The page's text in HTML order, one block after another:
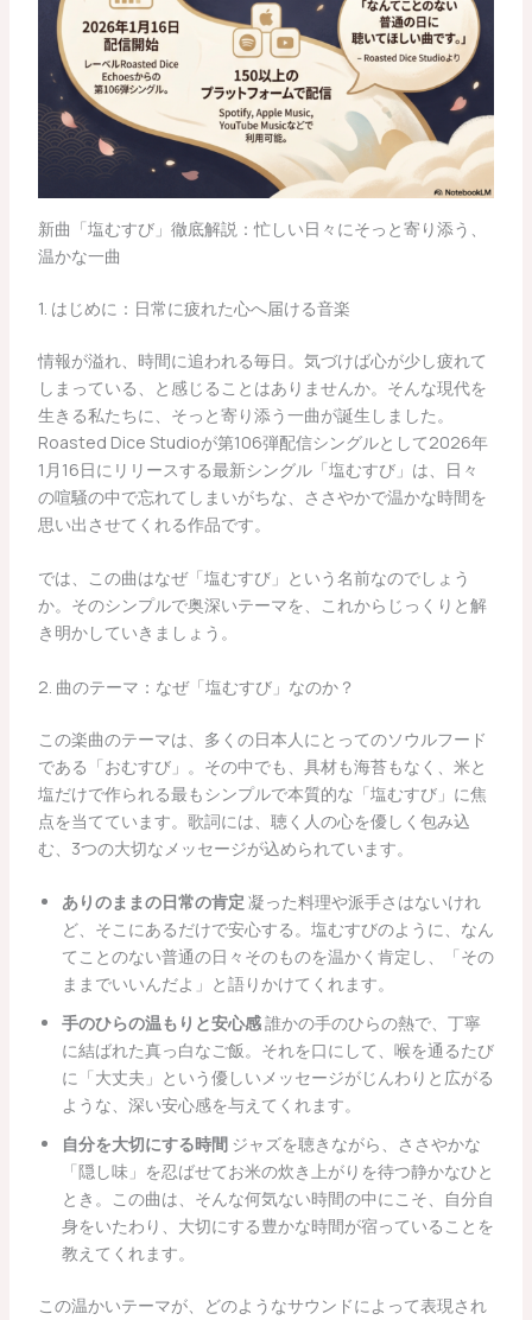
新曲「塩むすび」徹底解説：忙しい日々にそっと寄り添う、
温かな一曲
1. はじめに：日常に疲れた心へ届ける音楽
情報が溢れ、時間に追われる毎日。気づけば心が少し疲れて
しまっている、と感じることはありませんか。そんな現代を
生きる私たちに、そっと寄り添う一曲が誕生しました。
Roasted Dice Studioが第106弾配信シングルとして2026年
1月16日にリリースする最新シングル「塩むすび」は、日々
の喧騒の中で忘れてしまいがちな、ささやかで温かな時間を
思い出させてくれる作品です。
では、この曲はなぜ「塩むすび」という名前なのでしょう
か。そのシンプルで奥深いテーマを、これからじっくりと解
き明かしていきましょう。
2. 曲のテーマ：なぜ「塩むすび」なのか？
この楽曲のテーマは、多くの日本人にとってのソウルフード
である「おむすび」。その中でも、具材も海苔もなく、米と
塩だけで作られる最もシンプルで本質的な「塩むすび」に焦
点を当てています。歌詞には、聴く人の心を優しく包み込
む、3つの大切なメッセージが込められています。
ありのままの日常の肯定 凝った料理や派手さはないけれ
ど、そこにあるだけで安心する。塩むすびのように、なん
てことのない普通の日々そのものを温かく肯定し、「その
ままでいいんだよ」と語りかけてくれます。
手のひらの温もりと安心感誰かの手のひらの熱で、丁寧
に結ばれた真っ白なご飯。それを口にして、喉を通るたび
に「大丈夫」という優しいメッセージがじんわりと広がる
ような、深い安心感を与えてくれます。
自分を大切にする時間ジャズを聴きながら、ささやかな
「隠し味」を忍ばせてお米の炊き上がりを待つ静かなひと
とき。この曲は、そんな何気ない時間の中にこそ、自分自
身をいたわり、大切にする豊かな時間が宿っていることを
教えてくれます。
この温かいテーマが、どのようなサウンドによって表現され